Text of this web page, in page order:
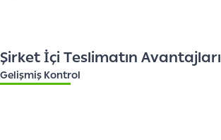
Şirket İçi Teslimatın Avantajları
Gelişmiş Kontrol